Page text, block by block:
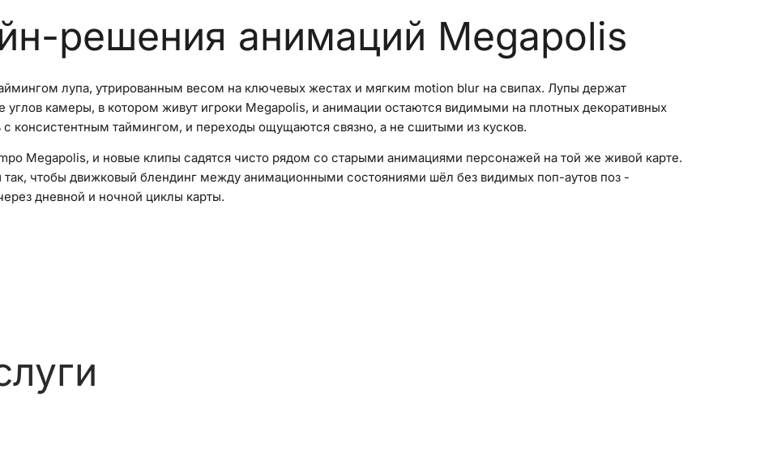
решения анимаций Megapolis
лупа, утрированным весом на ключевых жестах и мягким motion blur на свипах. Лупы держат
углов камеры, в котором живут игроки Megapolis, и анимации остаются видимыми на плотных декоративных
консистентным таймингом, и переходы ощущаются связно, а не сшитыми из кусков.
Megapolis, и новые клипы садятся чисто рядом со старыми анимациями персонажей на той же живой карте.
чтобы движковый блендинг между анимационными состояниями шёл без видимых поп-аутов поз -
дневной и ночной циклы карты.